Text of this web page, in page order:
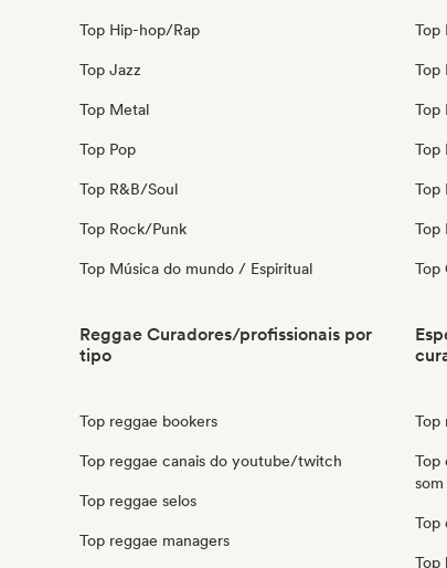
Top Hip-hop/Rap
Top Jazz
Top Metal
Top Pop
Top R&B/Soul
Top Rock/Punk
Top Música do mundo / Espiritual
Top
Top
Top
Top
Top
Top
Top
Reggae Curadores/profissionais por
tipo
Top reggae bookers
Top reggae canais do youtube/twitch
Top reggae selos
Top reggae managers
Top
Top
som
Top
Top